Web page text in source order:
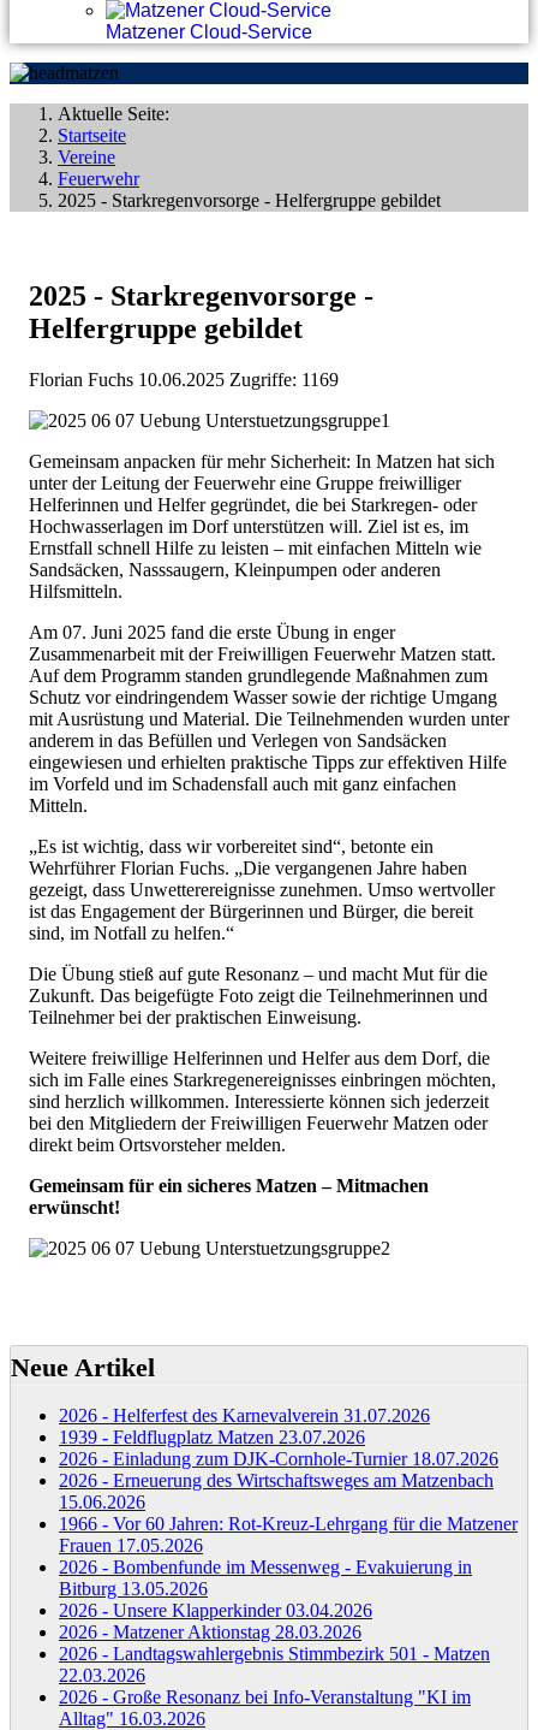
Matzener Cloud-Service
Aktuelle Seite:
Startseite
Vereine
Feuerwehr
2025 - Starkregenvorsorge - Helfergruppe gebildet
2025 - Starkregenvorsorge -
Helfergruppe gebildet
Florian Fuchs 10.06.2025 Zugriffe: 1169
Gemeinsam anpacken für mehr Sicherheit: In Matzen hat sich
unter der Leitung der Feuerwehr eine Gruppe freiwilliger
Helferinnen und Helfer gegründet, die bei Starkregen- oder
Hochwasserlagen im Dorf unterstützen will. Ziel ist es, im
Ernstfall schnell Hilfe zu leisten – mit einfachen Mitteln wie
Sandsäcken, Nasssaugern, Kleinpumpen oder anderen
Hilfsmitteln.
Am 07. Juni 2025 fand die erste Übung in enger
Zusammenarbeit mit der Freiwilligen Feuerwehr Matzen statt.
Auf dem Programm standen grundlegende Maßnahmen zum
Schutz vor eindringendem Wasser sowie der richtige Umgang
mit Ausrüstung und Material. Die Teilnehmenden wurden unter
anderem in das Befüllen und Verlegen von Sandsäcken
eingewiesen und erhielten praktische Tipps zur effektiven Hilfe
im Vorfeld und im Schadensfall auch mit ganz einfachen
Mitteln.
„Es ist wichtig, dass wir vorbereitet sind“, betonte ein
Wehrführer Florian Fuchs. „Die vergangenen Jahre haben
gezeigt, dass Unwetterereignisse zunehmen. Umso wertvoller
ist das Engagement der Bürgerinnen und Bürger, die bereit
sind, im Notfall zu helfen.“
Die Übung stieß auf gute Resonanz – und macht Mut für die
Zukunft. Das beigefügte Foto zeigt die Teilnehmerinnen und
Teilnehmer bei der praktischen Einweisung.
Weitere freiwillige Helferinnen und Helfer aus dem Dorf, die
sich im Falle eines Starkregenereignisses einbringen möchten,
sind herzlich willkommen. Interessierte können sich jederzeit
bei den Mitgliedern der Freiwilligen Feuerwehr Matzen oder
direkt beim Ortsvorsteher melden.
Gemeinsam für ein sicheres Matzen – Mitmachen
erwünscht!
Neue Artikel
2026 - Helferfest des Karnevalverein 31.07.2026
1939 - Feldflugplatz Matzen 23.07.2026
2026 - Einladung zum DJK-Cornhole-Turnier 18.07.2026
2026 - Erneuerung des Wirtschaftsweges am Matzenbach
15.06.2026
1966 - Vor 60 Jahren: Rot-Kreuz-Lehrgang für die Matzener
Frauen 17.05.2026
2026 - Bombenfunde im Messenweg - Evakuierung in
Bitburg 13.05.2026
2026 - Unsere Klapperkinder03.04.2026
2026 - Matzener Aktionstag 28.03.2026
2026 - Landtagswahlergebnis Stimmbezirk 501 - Matzen
22.03.2026
2026 - Große Resonanz bei Info-Veranstaltung "KI im
Alltag" 16.03.2026